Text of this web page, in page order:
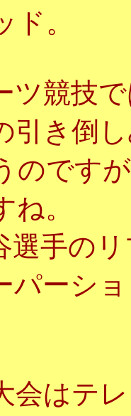
。
ツ競技
引き倒
のです
。
選手の
パーシ
会はテ